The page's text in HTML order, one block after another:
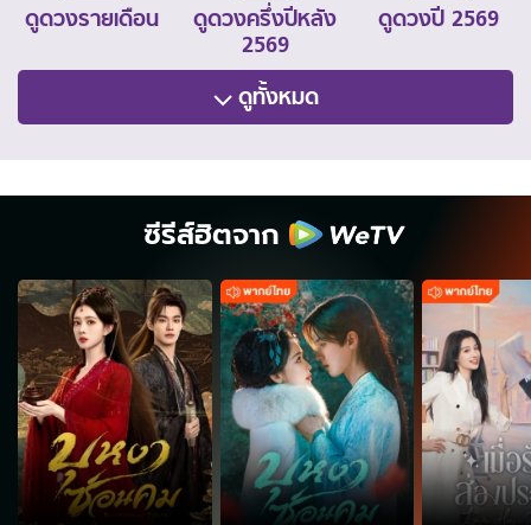
ดูดวงรายเดือน
ดูดวงครึ่งปีหลัง
2569
ดูดวงปี 2569
ดูทั้งหมด
ซีรีส์ฮิตจาก